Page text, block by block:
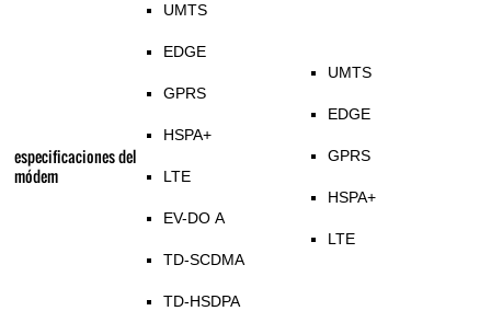
especificaciones del
módem
UMTS
EDGE
GPRS
HSPA+
LTE
EV-DO A
TD-SCDMA
TD-HSDPA
UMTS
EDGE
GPRS
HSPA+
LTE